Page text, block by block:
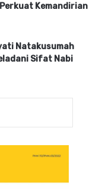
Kemandirian
Natakusumah
Sifat Nabi